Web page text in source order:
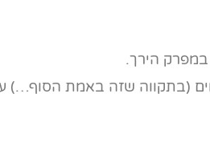
במפרק הירך.
(בתקווה שזה באמת